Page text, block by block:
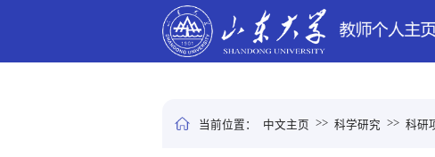
当前位置： 中文主页 >> 科学研究 >> 科研